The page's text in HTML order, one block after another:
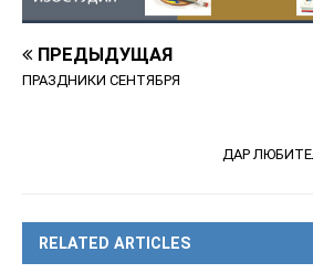
ПРЕДЫДУЩАЯ
ПРАЗДНИКИ СЕНТЯБРЯ
ДАР
RELATED ARTICLES